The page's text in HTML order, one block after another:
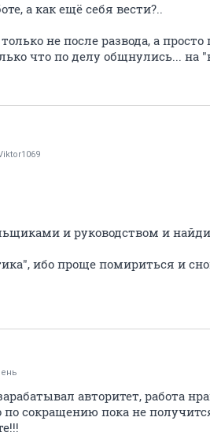
а как ещё себя вести?..
не после развода, а
что по делу общнулись...
и руководством и
ибо проще помириться и
авторитет, работа
по сокращению пока не